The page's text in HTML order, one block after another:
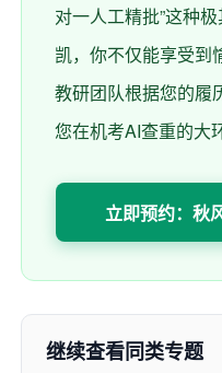
对一人工精批”这种
凯，你不仅能享受到
教研团队根据您的履
您在机考AI查重的大
立即预约：秋
继续查看同类专题